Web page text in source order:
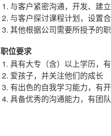
与客户紧密沟通，开发、建
与客户探讨课程计划，设置
其他根据公司需要所授予的
职位要求
具有大专（含）以上学历，
爱孩子，并关注他们的成长
有出色的自我学习能力，有
具备优秀的沟通能力，有团